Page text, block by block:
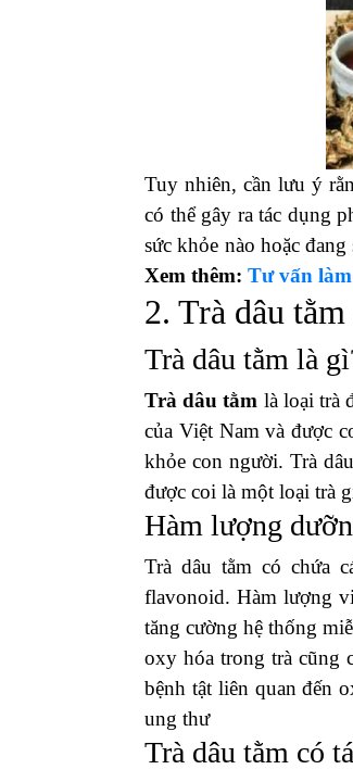
Tuy nhiên, cần lưu ý
có thể gây ra tác dụng
sức khỏe nào hoặc
Xem thêm: Tư vấn
2. Trà dâu
Trà dâu tằm là
Trà dâu tằm là loại trà
của Việt Nam và được
khỏe con người. Trà
được coi là một loại trà
Hàm lượng
Trà dâu tằm có chứa
flavonoid. Hàm lượng
tăng cường hệ thống
oxy hóa trong trà cũng
bệnh tật liên quan đến
ung thư
Trà dâu tằm có